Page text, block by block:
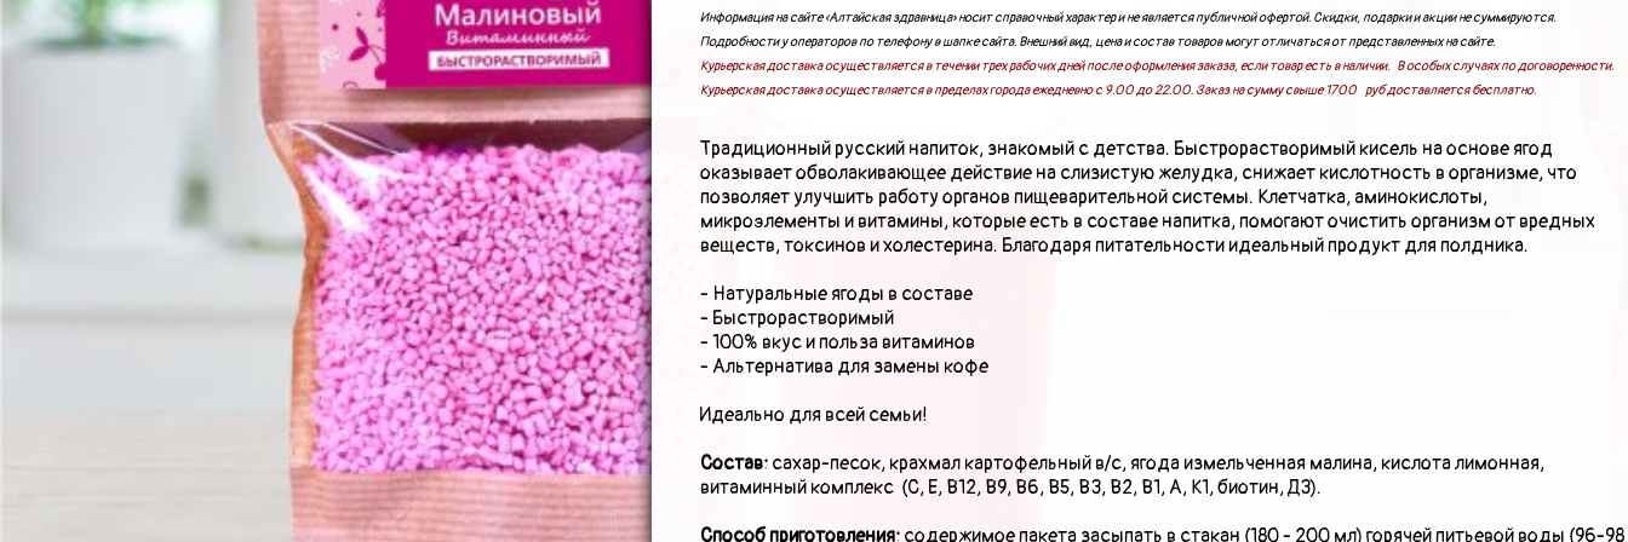
ПОДАРКИ И ПОДАРОЧНЫЕ НАБОРЫ
БЛОГ
КОНТАКТЫ
Информация на сайте «Алтайская здравница» носит справочный характер и не является публичной офертой. Скидки, подарки и акции не суммируются.
Подробности у операторов по телефону в шапке сайта. Внешний вид, цена и состав товаров могут отличаться от представленных на сайте.
Курьерская доставка осуществляется в течении трех рабочих дней после оформления заказа, если товар есть в наличии. В особых случаях по договоренности.
Курьерская доставка осуществляется в пределах города ежедневно с 9.00 до 22.00. Заказ на сумму свыше 1700 руб доставляется бесплатно.
Традиционный русский напиток, знакомый с детства. Быстрорастворимый кисель на основе ягод
оказывает обволакивающее действие на слизистую желудка, снижает кислотность в организме, что
позволяет улучшить работу органов пищеварительной системы. Клетчатка, аминокислоты,
микроэлементы и витамины, которые есть в составе напитка, помогают очистить организм от вредных
веществ, токсинов и холестерина. Благодаря питательности идеальный продукт для полдника.
- Натуральные ягоды в составе
- Быстрорастворимый
- 100% вкус и польза витаминов
- Альтернатива для замены кофе
Идеально для всей семьи!
Состав:сахар-песок, крахмал картофельный в/с, ягода измельченная малина, кислота лимонная,
витаминный комплекс (С, Е, В12, В9, В6, В5, В3, В2, В1, А, К1, биотин, Д3).
Способ приготовления: содержимое пакета засыпать в стакан (180 - 200 мл) горячей питьевой воды (96-98